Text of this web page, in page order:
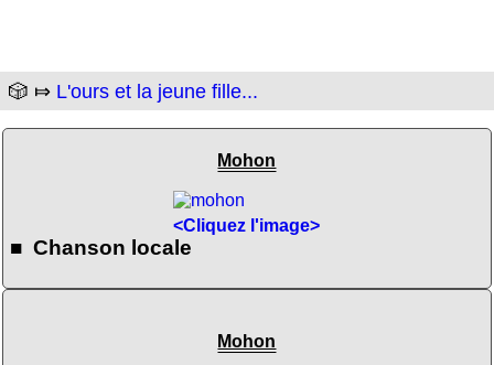
🎲 ⤇ L'ours et la jeune fille...
Mohon
<Cliquez l'image>
■ Chanson locale
Mohon